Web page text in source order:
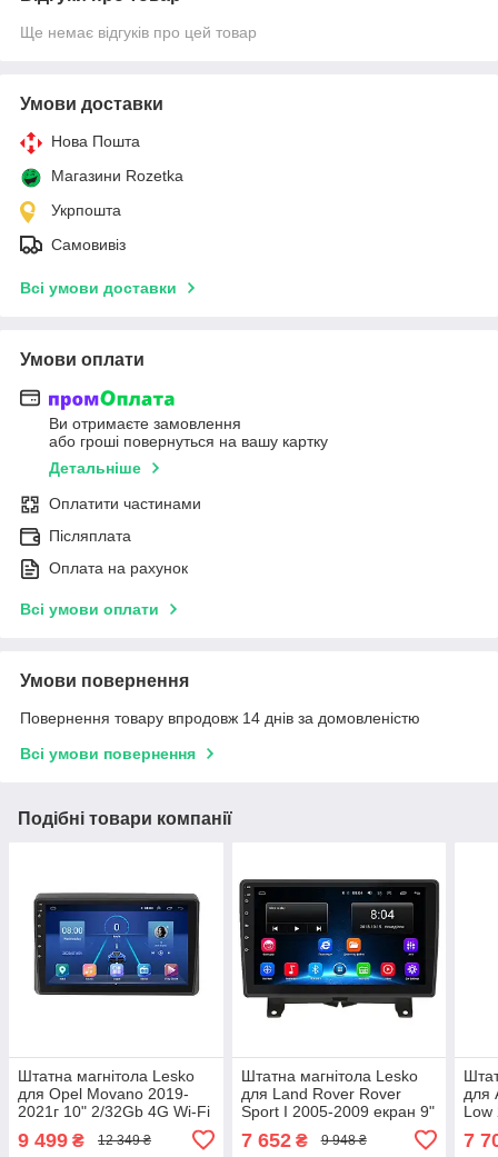
Ще немає відгуків про цей товар
Умови доставки
Нова Пошта
Магазини Rozetka
Укрпошта
Самовивіз
Всі умови доставки
Умови оплати
Ви отримаєте замовлення
або гроші повернуться на вашу картку
Детальніше
Оплатити частинами
Післяплата
Оплата на рахунок
Всі умови оплати
Умови повернення
Повернення товару впродовж 14 днів за домовленістю
Всі умови повернення
Подібні товари компанії
Штатна магнітола Lesko
для Opel Movano 2019-
2021г 10" 2/32Gb 4G Wi-Fi
GPS Top Опель Мовоно 1
шт.
9 499 ₴ 12 349 ₴
Штатна магнітола Lesko
для Land Rover Rover
Sport I 2005-2009 екран 9"
2/32Gb Wi-Fi GPS Base 3
шт.
7 652₴ 9 948 ₴
для
Low
1шт
7